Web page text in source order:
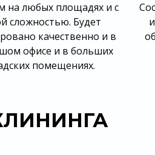
на любых площадях и с
сложностью. Будет
качественно и в
офисе и в больших
помещениях.